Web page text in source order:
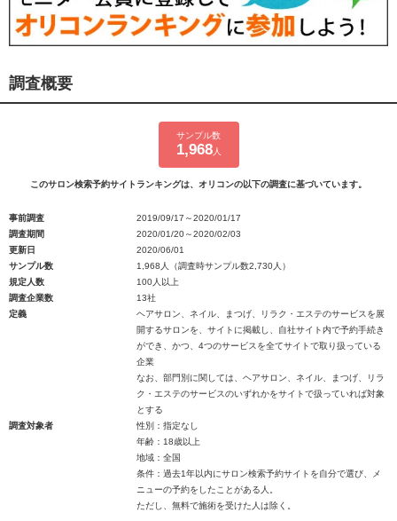
調査概要
サンプル数
1,968人
このサロン検索予約サイトランキングは、オリコンの以下の調査に基づいています。
事前調査
2019/09/17～2020/01/17
調査期間
2020/01/20～2020/02/03
更新日
2020/06/01
サンプル数
1,968人（調査時サンプル数2,730人）
規定人数
100人以上
調査企業数
13社
定義
ヘアサロン、ネイル、まつげ、リラク・エステのサービスを展
開するサロンを、サイトに掲載し、自社サイト内で予約手続き
ができ、かつ、4つのサービスを全てサイトで取り扱っている
企業
なお、部門別に関しては、ヘアサロン、ネイル、まつげ、リラ
ク・エステのサービスのいずれかをサイトで扱っていれば対象
とする
調査対象者
性別：指定なし
年齢：18歳以上
地域：全国
条件：過去1年以内にサロン検索予約サイトを自分で選び、メ
ニューの予約をしたことがある人。
ただし、無料で施術を受けた人は除く。